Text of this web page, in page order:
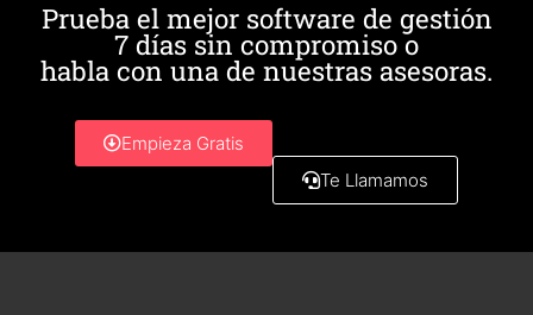
Prueba el mejor software de gestión
7 días sin compromiso o
habla con una de nuestras asesoras.
Empieza Gratis
Te Llamamos